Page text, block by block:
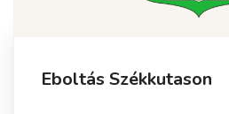
Eboltás Székkutason